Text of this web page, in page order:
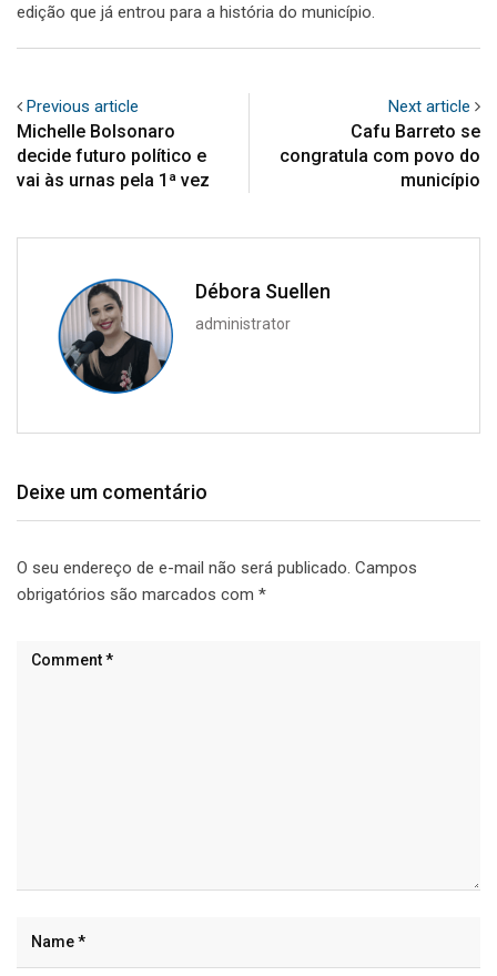
edição que já entrou para a história do município.
Previous article
Michelle Bolsonaro
decide futuro político e
vai às urnas pela 1ª vez
Next article
Cafu Barreto se
congratula com povo do
município
Débora Suellen
administrator
Deixe um comentário
O seu endereço de e-mail não será publicado. Campos
obrigatórios são marcados com *